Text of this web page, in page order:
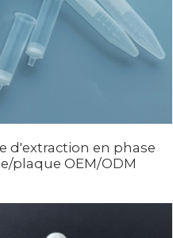
d'extraction en phase
plaque OEM/ODM